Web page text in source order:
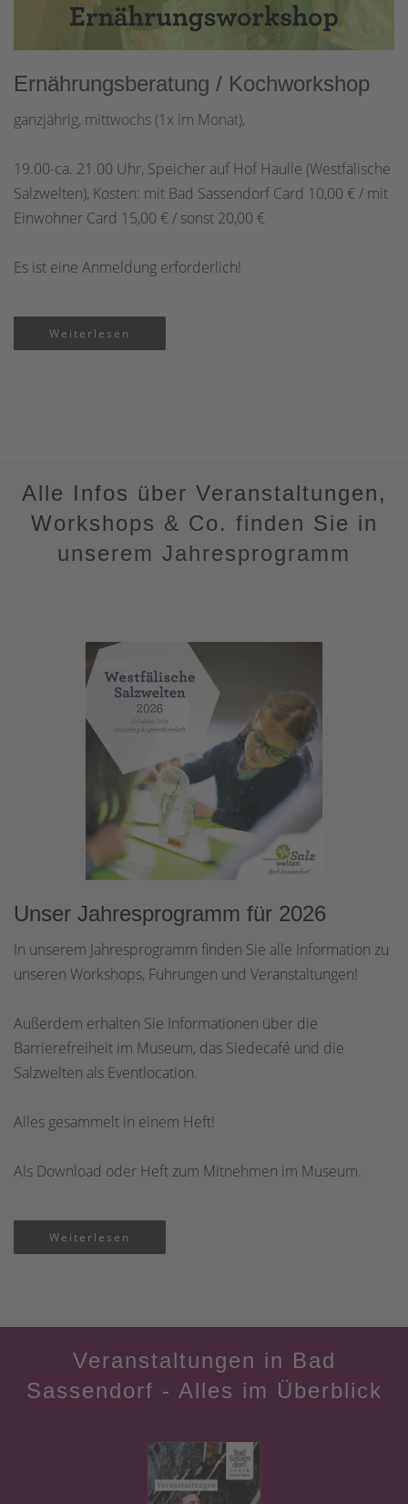
Ernährungsberatung / Kochworkshop
ganzjährig, mittwochs (1x im Monat),
19.00-ca. 21.00 Uhr, Speicher auf Hof Haulle (Westfälische
Salzwelten), Kosten: mit Bad Sassendorf Card 10,00 € / mit
Einwohner Card 15,00 € / sonst 20,00 €
Es ist eine Anmeldung erforderlich!
Weiterlesen
Alle Infos über Veranstaltungen,
Workshops & Co. finden Sie in
unserem Jahresprogramm
Unser Jahresprogramm für 2026
In unserem Jahresprogramm finden Sie alle Information zu
unseren Workshops, Führungen und Veranstaltungen!
Außerdem erhalten Sie Informationen über die
Barrierefreiheit im Museum, das Siedecafé und die
Salzwelten als Eventlocation.
Alles gesammelt in einem Heft!
Als Download oder Heft zum Mitnehmen im Museum.
Weiterlesen
Veranstaltungen in Bad
Sassendorf - Alles im Überblick